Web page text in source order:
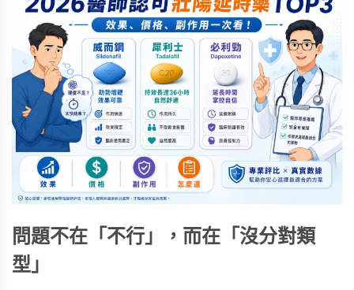
問題不在「不行」，而在「沒分對類
型」